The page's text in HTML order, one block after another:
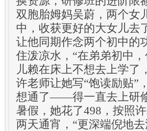
双胞胎姆妈吴蔚，两个女
中，收获更好的大女儿去
让他同期作念两个初中的
住泼凉水，“在弟弟初中
儿赖在床上不想去上学了
许老师让她写“饱读励贴”
想通了——得一直去上研
暑假，她花了498，按照
两天通宵，“更深端倪地